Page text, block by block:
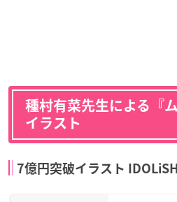
種村有菜先生による『
イラスト
7億円突破イラスト